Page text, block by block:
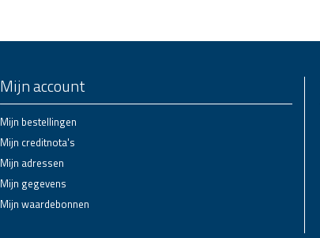
Mijn account
Mijn bestellingen
Mijn creditnota's
Mijn adressen
Mijn gegevens
Mijn waardebonnen